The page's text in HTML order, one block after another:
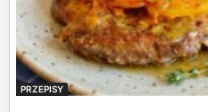
PRZEPISY